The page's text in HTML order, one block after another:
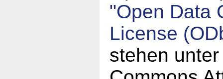
"Open Data
License
stehen